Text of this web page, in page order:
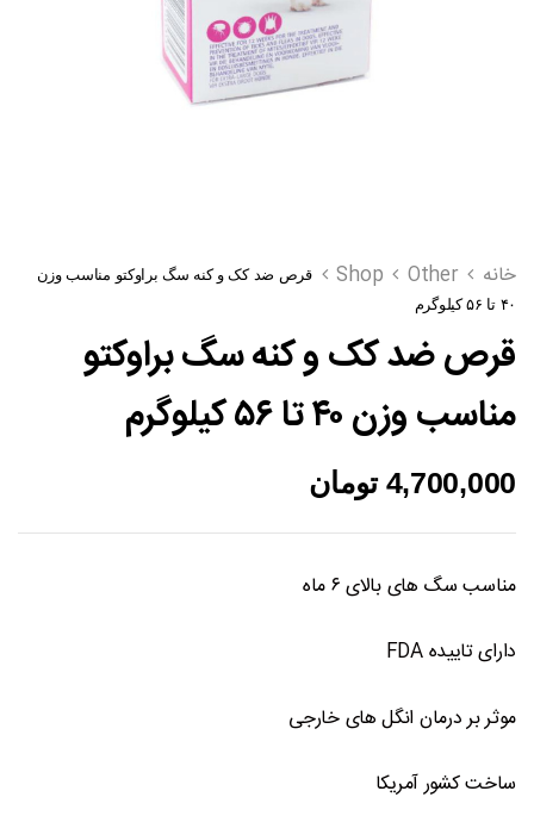
خانه Shop Other
قرص ضد کک و کنه سگ براوکتو مناسب وزن
۴۰ تا ۵۶ کیلوگرم
قرص ضد کک و کنه سگ براوکتو
مناسب وزن ۴۰ تا ۵۶ کیلوگرم
4,700,000 تومان
مناسب سگ های بالای ۶ ماه
دارای تاییده FDA
موثر بر درمان انگل های خارجی
ساخت کشور آمریکا